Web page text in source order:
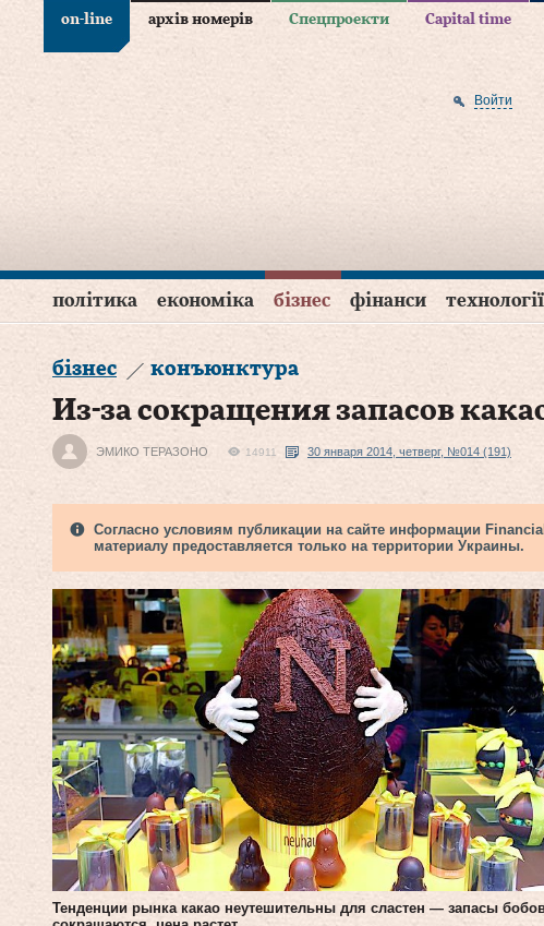
on-line архів номерів Спецпроекти Capital time
Войти
політика економіка бізнес фінанси технології
бізнес конъюнктура
Из-за сокращения запасов
ЭМИКО ТЕРАЗОНО 14911 30 января 2014, четверг, №014 (191)
Согласно условиям публикации на сайте информации
материалу предоставляется только на территории Украины.
Тенденции рынка какао неутешительны для сластен — запасы